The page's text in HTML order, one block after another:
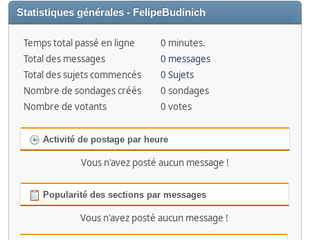
Statistiques générales - FelipeBudinich
Temps total passé en ligne
0 minutes.
Total des messages
0 messages
Total des sujets commencés
0 Sujets
Nombre de sondages créés
0 sondages
Nombre de votants
0 votes
Activité de postage par heure
Vous n'avez posté aucun message !
Popularité des sections par messages
Vous n'avez posté aucun message !